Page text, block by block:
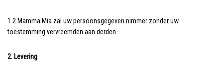
1.2 Mamma Mia zal uw persoonsgegeven nimmer zonder uw
toestemming vervreemden aan derden.
2. Levering